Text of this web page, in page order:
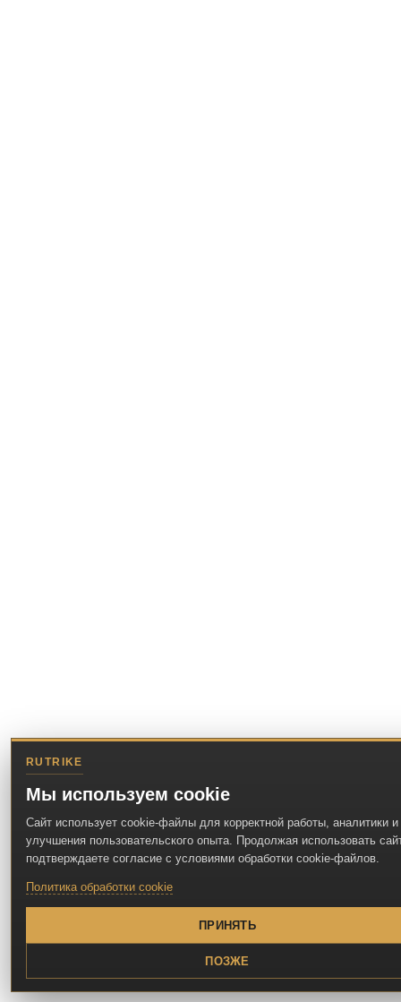
RUTRIKE
Мы используем cookie
Сайт использует cookie-файлы для корректной работы, аналитики и
улучшения пользовательского опыта. Продолжая использовать
подтверждаете согласие с условиями обработки cookie-файлов.
Политика обработки cookie
ПРИНЯТЬ
ПОЗЖЕ